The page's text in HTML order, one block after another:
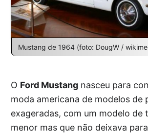
Mustang de 1964 (foto: DougW /
O Ford Mustang nasceu para
moda americana de modelos de
exageradas, com um modelo de
menor mas que não deixava